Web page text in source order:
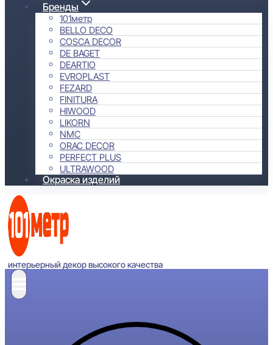
Бренды
101метр
BELLO DECO
COSCA DECOR
DE BAGET
DEARTIO
EVROPLAST
FEZARD
FINITURA
HIWOOD
LIKORN
NMC
ORAC DECOR
PERFECT PLUS
ULTRAWOOD
Окраска изделий
интерьерный декор высокого качества